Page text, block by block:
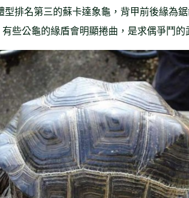
排名第三的蘇卡達象龜，背甲前後緣為
些公龜的緣盾會明顯捲曲，是求偶爭鬥的